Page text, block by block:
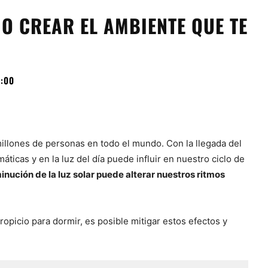
CREAR EL AMBIENTE QUE TE
de personas en todo el mundo. Con la llegada del
y en la luz del día puede influir en nuestro ciclo de
de la luz solar puede alterar nuestros ritmos
para dormir, es posible mitigar estos efectos y